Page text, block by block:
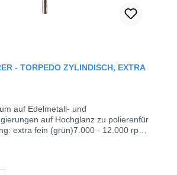
- TORPEDO ZYLINDISCH, EXTRA
auf Edelmetall- und
auf Hochglanz zu polierenfür
extra fein (grün)7.000 - 12.000 rpm